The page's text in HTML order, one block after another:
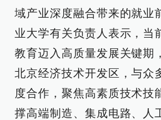
域产业深度融合带来的就业
业大学有关负责人表示，当
教育迈入高质量发展关键期
北京经济技术开发区，与众
度合作，聚焦高素质技术技
撑高端制造、集成电路、人